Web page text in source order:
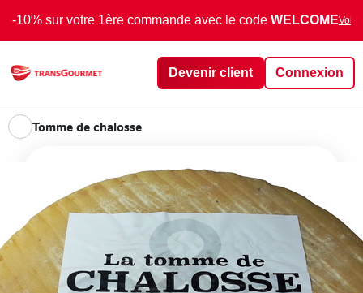
-10% sur votre 1ère commande avec le code WELCOMEVoir
Devenir client Connexion
Tomme de chalosse